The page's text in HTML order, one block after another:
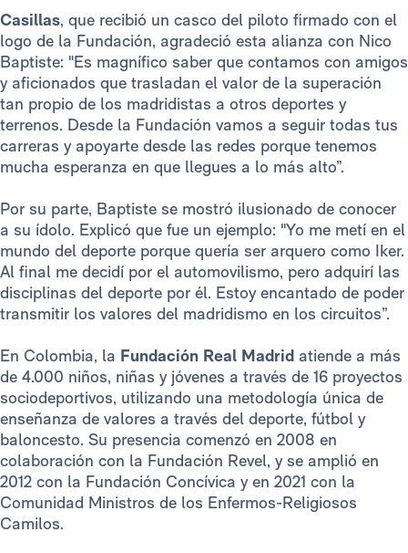
Casillas, que recibió un casco del piloto firmado con el
logo de la Fundación, agradeció esta alianza con Nico
Baptiste: "Es magnífico saber que contamos con amigos
y aficionados que trasladan el valor de la superación
tan propio de los madridistas a otros deportes y
terrenos. Desde la Fundación vamos a seguir todas tus
carreras y apoyarte desde las redes porque tenemos
mucha esperanza en que llegues a lo más alto”.
Por su parte, Baptiste se mostró ilusionado de conocer
a su ídolo. Explicó que fue un ejemplo: "Yo me metí en el
mundo del deporte porque quería ser arquero como Iker.
Al final me decidí por el automovilismo, pero adquirí las
disciplinas del deporte por él. Estoy encantado de poder
transmitir los valores del madridismo en los circuitos”.
En Colombia, la Fundación Real Madrid atiende a más
de 4.000 niños, niñas y jóvenes a través de 16 proyectos
sociodeportivos, utilizando una metodología única de
enseñanza de valores a través del deporte, fútbol y
baloncesto. Su presencia comenzó en 2008 en
colaboración con la Fundación Revel, y se amplió en
2012 con la Fundación Concívica y en 2021 con la
Comunidad Ministros de los Enfermos-Religiosos
Camilos.